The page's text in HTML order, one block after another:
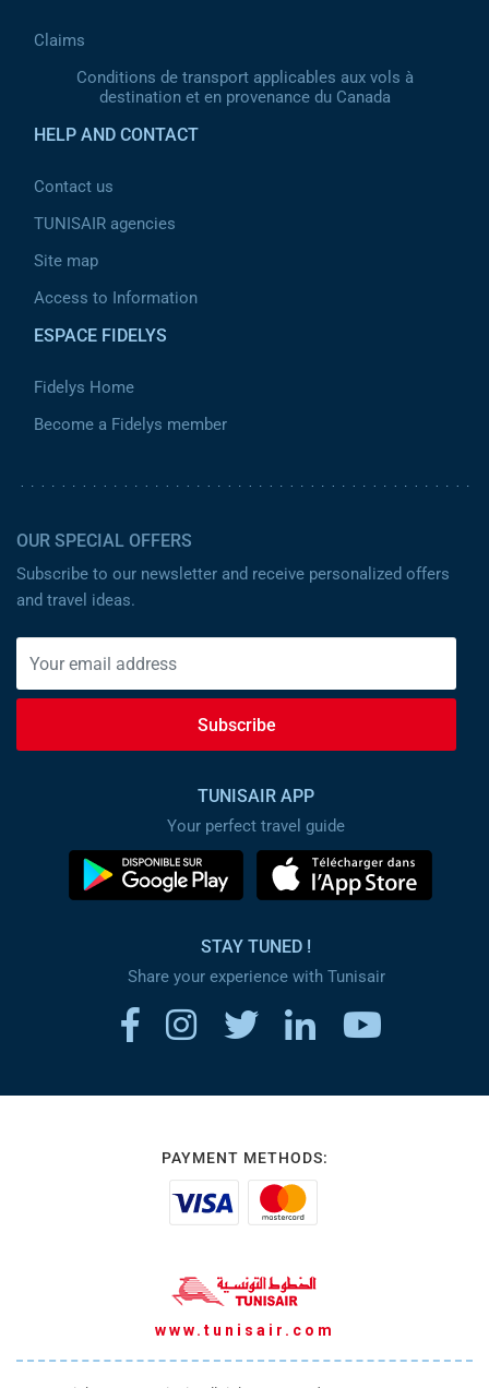
Claims
Conditions de transport applicables aux vols à
destination et en provenance du Canada
HELP AND CONTACT
Contact us
TUNISAIR agencies
Site map
Access to Information
ESPACE FIDELYS
Fidelys Home
Become a Fidelys member
OUR SPECIAL OFFERS
Subscribe to our newsletter and receive personalized offers
and travel ideas.
Subscribe
TUNISAIR APP
Your perfect travel guide
STAY TUNED !
Share your experience with Tunisair
PAYMENT METHODS:
www.tunisair.com